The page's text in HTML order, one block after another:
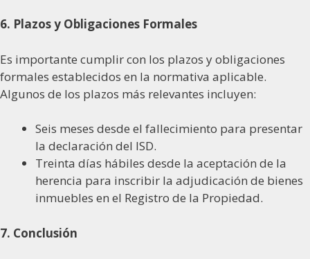
6. Plazos y Obligaciones Formales
Es importante cumplir con los plazos y obligaciones
formales establecidos en la normativa aplicable.
Algunos de los plazos más relevantes incluyen:
Seis meses desde el fallecimiento para presentar
la declaración del ISD.
Treinta días hábiles desde la aceptación de la
herencia para inscribir la adjudicación de bienes
inmuebles en el Registro de la Propiedad.
7. Conclusión